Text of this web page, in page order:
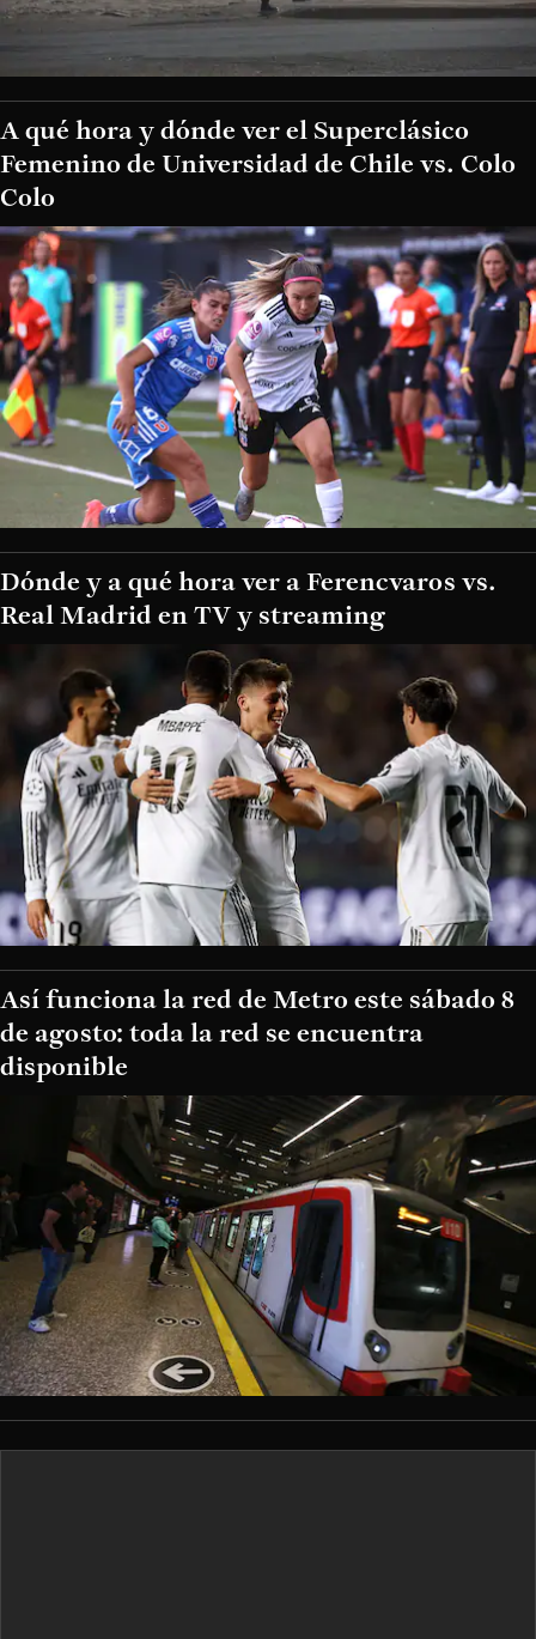
A qué hora y dónde ver el Superclásico
Femenino de Universidad de Chile vs. Colo
Colo
Dónde y a qué hora ver a Ferencvaros vs.
Real Madrid en TV y streaming
Así funciona la red de Metro este sábado 8
de agosto: toda la red se encuentra
disponible